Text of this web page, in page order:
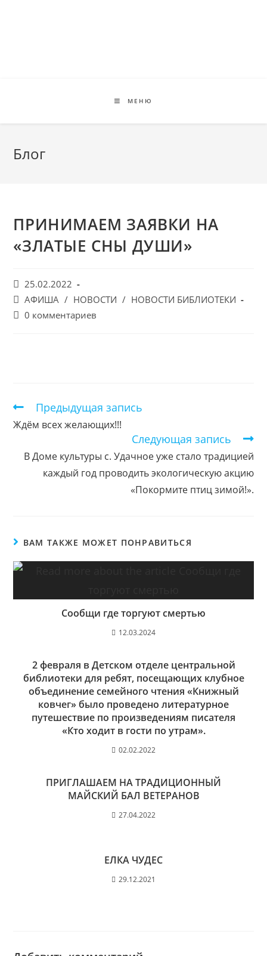
МЕНЮ
Блог
ПРИНИМАЕМ ЗАЯВКИ НА
«ЗЛАТЫЕ СНЫ ДУШИ»
Запись
опубликована:
25.02.2022
Post
category:
АФИША / НОВОСТИ / НОВОСТИ БИБЛИОТЕКИ
Post0 комментариев
Еще
Предыдущая запись
Ждём всех желающих!!!
Следующая запись
В Доме культуры с. Удачное уже стало традицией
каждый год проводить экологическую акцию
«Покормите птиц зимой!».
ВАМ ТАКЖЕ МОЖЕТ ПОНРАВИТЬСЯ
Сообщи где торгуют смертью
12.03.2024
2 февраля в Детском отделе центральной
библиотеки для ребят, посещающих клубное
объединение семейного чтения «Книжный
ковчег» было проведено литературное
путешествие по произведениям писателя
«Кто ходит в гости по утрам».
02.02.2022
ПРИГЛАШАЕМ НА ТРАДИЦИОННЫЙ
МАЙСКИЙ БАЛ ВЕТЕРАНОВ
27.04.2022
ЕЛКА ЧУДЕС
29.12.2021